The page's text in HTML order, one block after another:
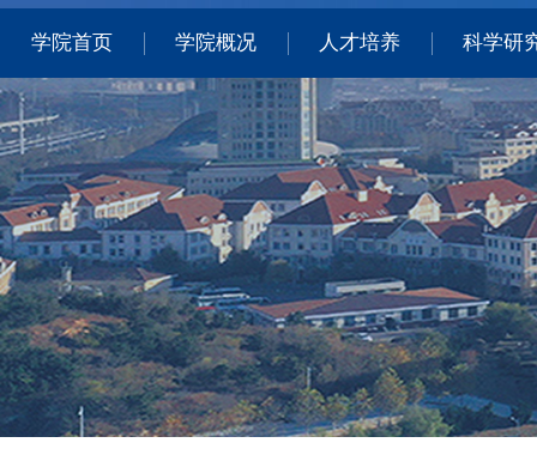
学院首页 学院概况 人才培养 科学研